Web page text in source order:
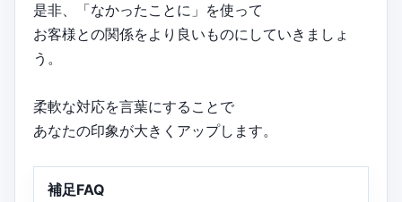
是非、「なかったことに」を使って
お客様との関係をより良いものにしていきましょ
う。
柔軟な対応を言葉にすることで
あなたの印象が大きくアップします。
補足FAQ